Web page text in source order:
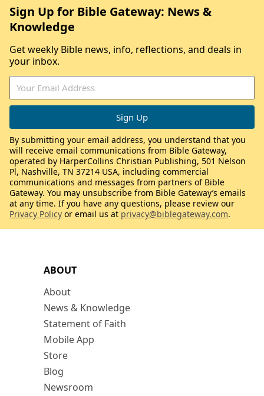
ABOUT
About
News & Knowledge
Statement of Faith
Mobile App
Store
Blog
Newsroom
Sign Up for Bible Gateway: News &
Knowledge
Get weekly Bible news, info, reflections, and deals in
your inbox.
By submitting your email address, you understand that you
will receive email communications from Bible Gateway,
operated by HarperCollins Christian Publishing, 501 Nelson
Pl, Nashville, TN 37214 USA, including commercial
communications and messages from partners of Bible
Gateway. You may unsubscribe from Bible Gateway’s emails
at any time. If you have any questions, please review our
Privacy Policy or email us at privacy@biblegateway.com.